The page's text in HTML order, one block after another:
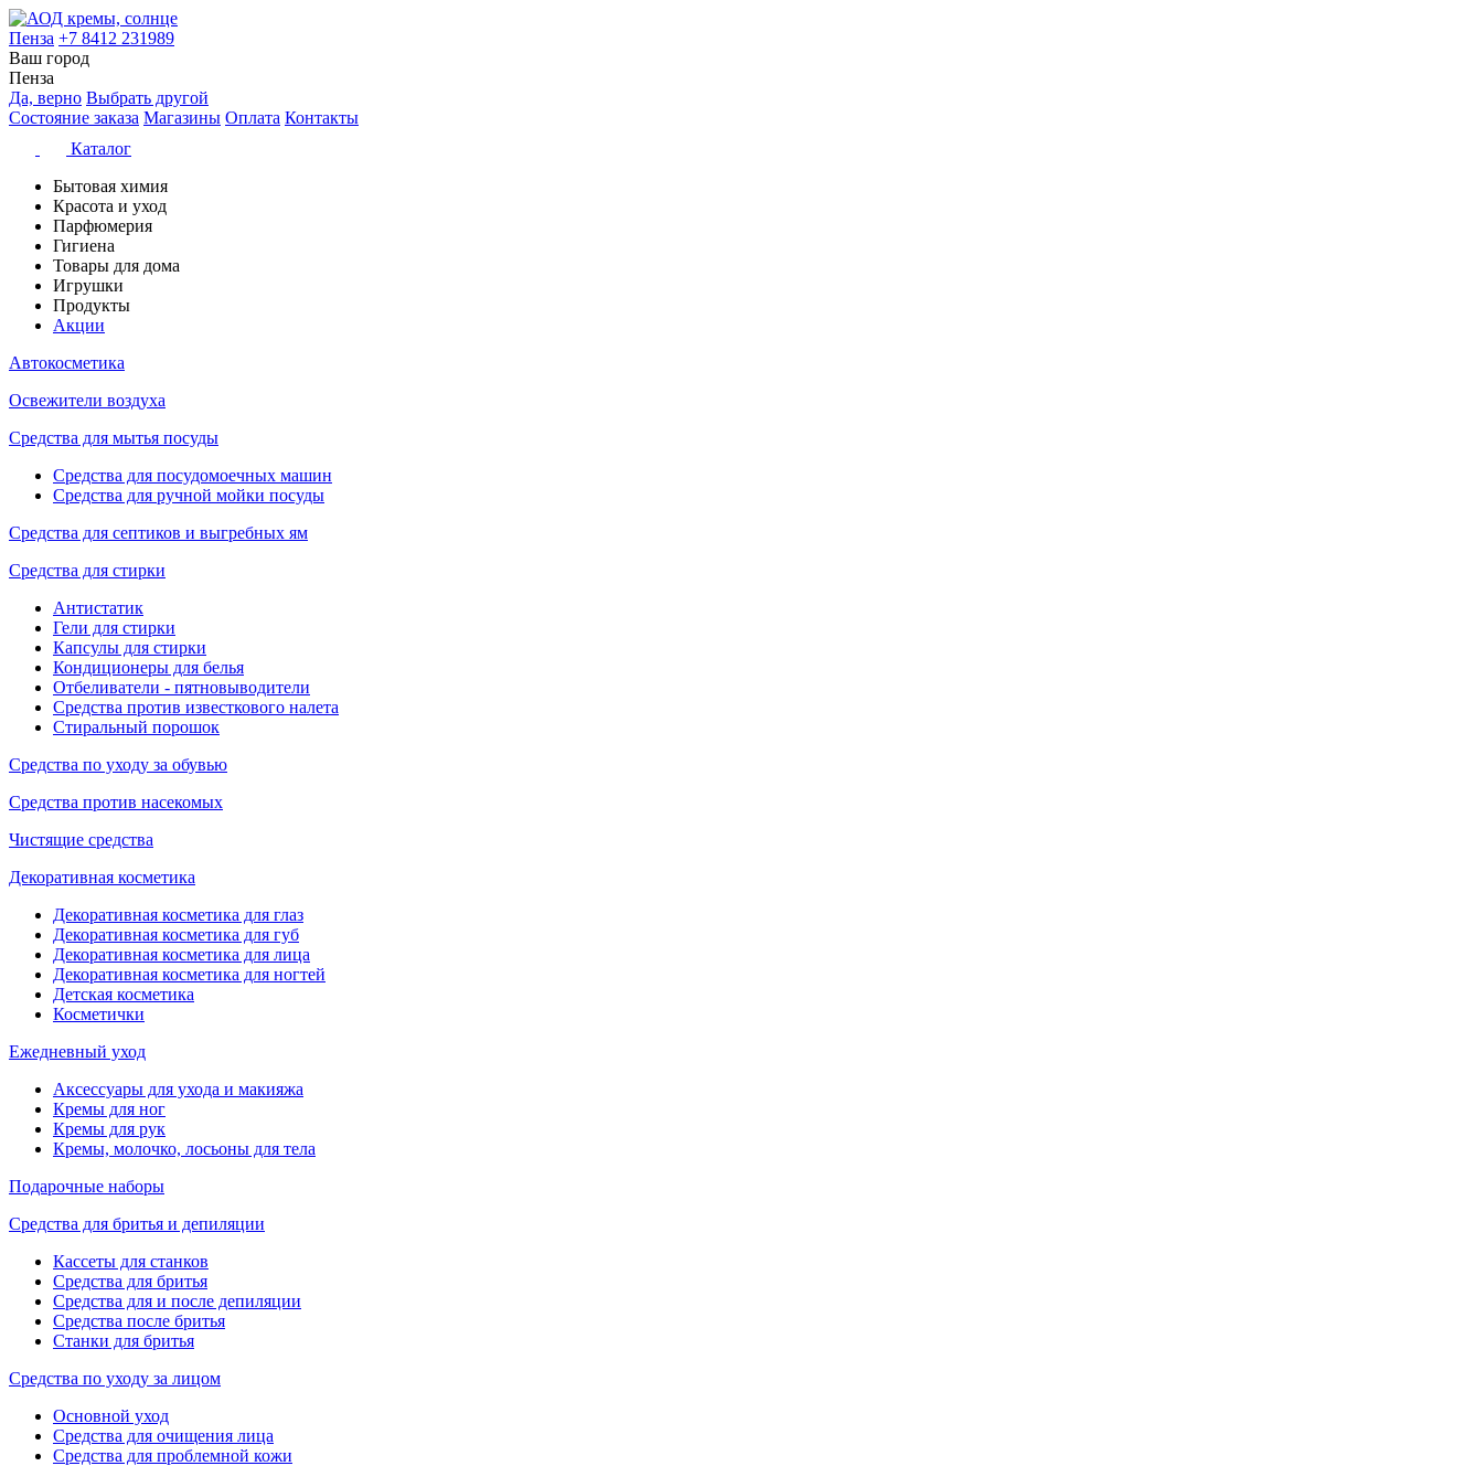
Пенза +7 8412 231989
Ваш город
Пенза
Да, верно Выбрать другой
Состояние заказа Магазины Оплата Контакты
Каталог
Бытовая химия
Красота и уход
Парфюмерия
Гигиена
Товары для дома
Игрушки
Продукты
Акции
Автокосметика
Освежители воздуха
Средства для мытья посуды
Средства для посудомоечных машин
Средства для ручной мойки посуды
Средства для септиков и выгребных ям
Средства для стирки
Антистатик
Гели для стирки
Капсулы для стирки
Кондиционеры для белья
Отбеливатели - пятновыводители
Средства против известкового налета
Стиральный порошок
Средства по уходу за обувью
Средства против насекомых
Чистящие средства
Декоративная косметика
Декоративная косметика для глаз
Декоративная косметика для губ
Декоративная косметика для лица
Декоративная косметика для ногтей
Детская косметика
Косметички
Ежедневный уход
Аксессуары для ухода и макияжа
Кремы для ног
Кремы для рук
Кремы, молочко, лосьоны для тела
Подарочные наборы
Средства для бритья и депиляции
Кассеты для станков
Средства для бритья
Средства для и после депиляции
Средства после бритья
Станки для бритья
Средства по уходу за лицом
Основной уход
Средства для очищения лица
Средства для проблемной кожи